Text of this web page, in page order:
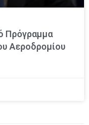
Πρόγραμμα
Αεροδρομίου